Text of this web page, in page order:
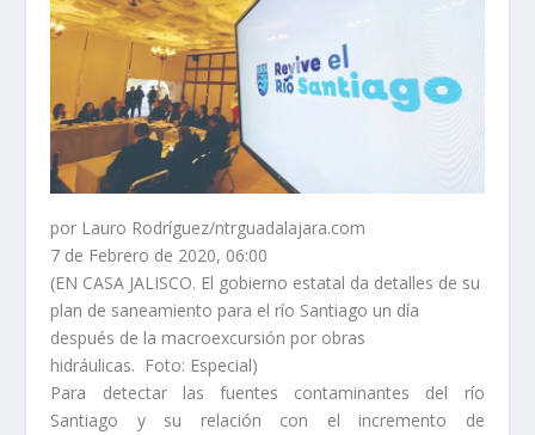
por Lauro Rodríguez/ntrguadalajara.com
7 de Febrero de 2020, 06:00
(EN CASA JALISCO. El gobierno estatal da detalles de su
plan de saneamiento para el río Santiago un día
después de la macroexcursión por obras
hidráulicas. Foto: Especial)
Para detectar las fuentes contaminantes del río
Santiago y su relación con el incremento de